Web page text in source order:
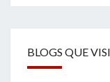
BLOGS QUE